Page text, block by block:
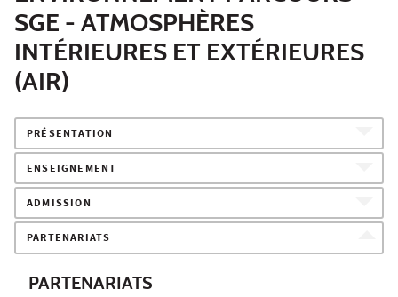
SGE - ATMOSPHÈRES
INTÉRIEURES ET EXTÉRIEURES
(AIR)
PRÉSENTATION
ENSEIGNEMENT
ADMISSION
PARTENARIATS
PARTENARIATS